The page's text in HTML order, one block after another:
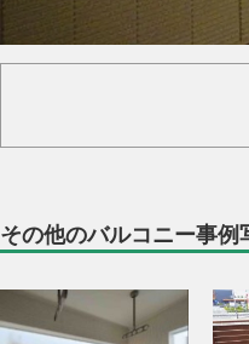
その他のバルコニー事例